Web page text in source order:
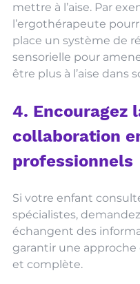
mettre à l’aise. Par
l’ergothérapeute
place un système de
sensorielle pour
être plus à l’aise dans
4. Encouragez
collaboration
professionnels
Si votre enfant
spécialistes, demandez
échangent des
garantir une
et complète.